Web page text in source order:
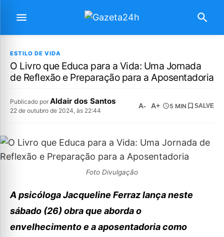
ESTILO DE VIDA
O Livro que Educa para a Vida: Uma Jornada
de Reflexão e Preparação para a Aposentadoria
Publicado por Aldair dos Santos
22 de outubro de 2024, às 22:44
A- A+ 5 MIN SALVE
Foto Divulgação
A psicóloga Jacqueline Ferraz lança neste
sábado (26) obra que aborda o
envelhecimento e a aposentadoria como